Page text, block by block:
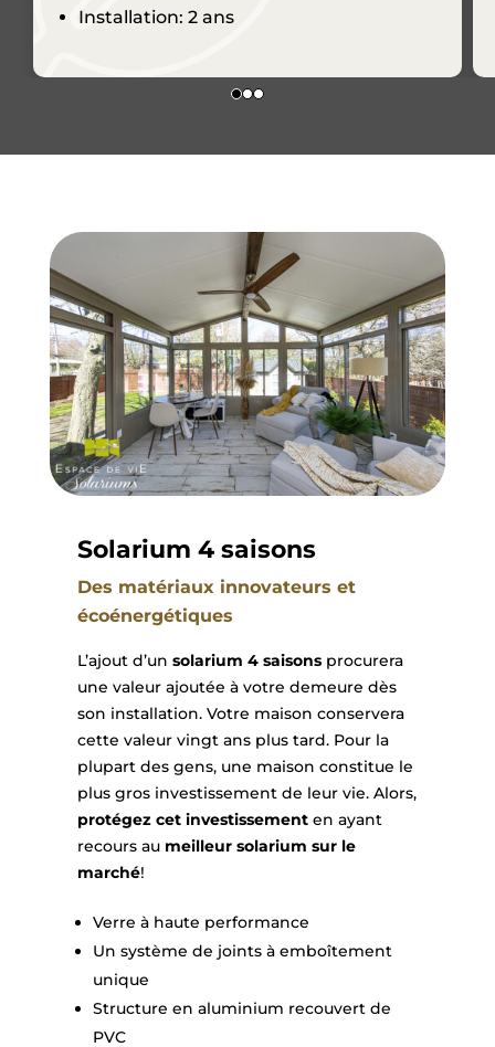
Installation: 2 ans
Solarium 4 saisons
Des matériaux innovateurs et
écoénergétiques
L’ajout d’un solarium 4 saisonsprocurera
une valeur ajoutée à votre demeure dès
son installation. Votre maison conservera
cette valeur vingt ans plus tard. Pour la
plupart des gens, une maison constitue le
plus gros investissement de leur vie. Alors,
protégez cet investissementen ayant
recours au meilleur solarium sur le
marché!
Verre à haute performance
Un système de joints à emboîtement
unique
Structure en aluminium recouvert de
PVC